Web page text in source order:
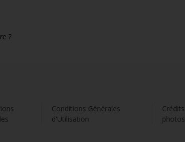
?
Conditions Générales
d'Utilisation
Crédits
photos